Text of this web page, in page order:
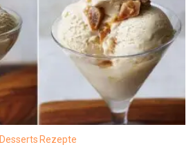
Desserts Rezepte